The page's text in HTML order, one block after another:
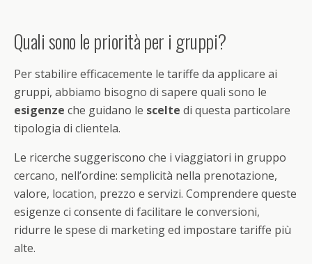
Quali sono le priorità per i gruppi?
Per stabilire efficacemente le tariffe da applicare ai
gruppi, abbiamo bisogno di sapere quali sono le
esigenze che guidano le scelte di questa particolare
tipologia di clientela.
Le ricerche suggeriscono che i viaggiatori in gruppo
cercano, nell’ordine: semplicità nella prenotazione,
valore, location, prezzo e servizi. Comprendere queste
esigenze ci consente di facilitare le conversioni,
ridurre le spese di marketing ed impostare tariffe più
alte.